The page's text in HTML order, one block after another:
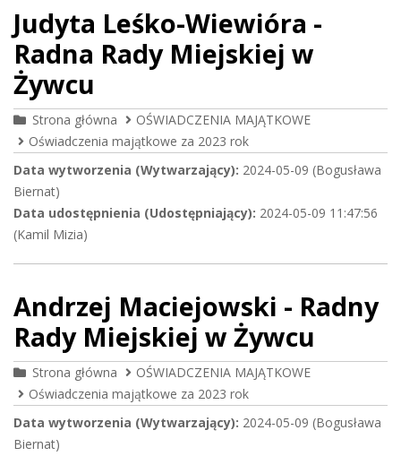
Judyta Leśko-Wiewióra -
Radna Rady Miejskiej w
Żywcu
Strona główna
OŚWIADCZENIA MAJĄTKOWE
Oświadczenia majątkowe za 2023 rok
Data wytworzenia (Wytwarzający): 2024-05-09 (Bogusława
Biernat)
Data udostępnienia (Udostępniający): 2024-05-09 11:47:56
(Kamil Mizia)
Andrzej Maciejowski - Radny
Rady Miejskiej w Żywcu
Strona główna
OŚWIADCZENIA MAJĄTKOWE
Oświadczenia majątkowe za 2023 rok
Data wytworzenia (Wytwarzający): 2024-05-09 (Bogusława
Biernat)